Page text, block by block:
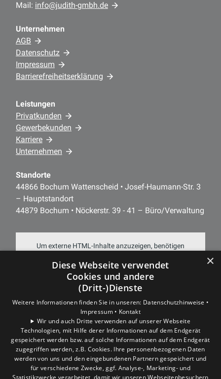
Mail: info@judith-gmbh.de
Unternehmen
AGB
Datenschutz
Impressum
Barrierefreiheitserklärung
Leistungen
Privatkunden
Gewerbekunden
Karriere
Unternehmen
Standorte
44866 Bochum Wattenscheid • Josef-Haumann-Str. 3
– Hauptstandort
44879 Bochum • Nöckerstr. 39 - 41 – Büro/Verwaltung
Um externe HTML-Inhalte anzuzeigen, benötigen
Weitere Informationen finden Sie in unserer
Datenschutzerklärung.
COOKIE-EINSTELLUNGEN ÖFFNEN
×
Diese Webseite verwendet
Cookies und andere
(Dritt-)Dienste
Weitere Informationen finden Sie in unseren: Datenschutzhinweise •
Impressum • Kontakt
Wir und auch Dritte verwenden auf unserer Webseite
Technologien, mit Hilfe derer Informationen auf dem Endgerät
gespeichert werden bzw. auf solche Informationen auf dem Endgerät
zugegriffen werden, z.B. Cookies. Ihre personenbezogenen Daten
werden von uns und den eingebundenen Partnern gespeichert und
für verschiedene Zwecke, ggf. Analyse-, Marketing- und
Statistikzwecke verarbeitet, damit wir unseren Webseitenbesuchern